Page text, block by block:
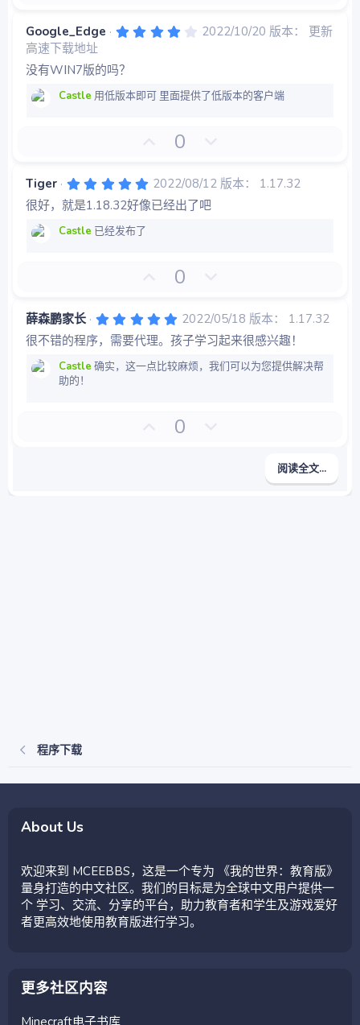
票
Google_Edge 42022/10/20 版本： 更新
高速下载地址
没有WⅠN7版的吗？
Castle 用低版本即可 里面提供了低版本的客户端
好
0
票
Tiger 5
0
2022/08/12 版本： 1.17.32
很好，就是1.18.32好像已经出了吧
Castle 已经发布了
好
0
票
薛森鹏家长 5
.
0
星
2022/05/18 版本： 1.17.32
很不错的程序，需要代理。孩子学习起来很感兴趣！
Castle 确实，这一点比较麻烦，我们可以为您提供解决帮
助的！
好
0
阅读全文...
程序下载
About Us
欢迎来到 MCEEBBS，这是一个专为 《我的世界：教育版》
量身打造的中文社区。我们的目标是为全球中文用户提供一
个 学习、交流、分享的平台，助力教育者和学生及游戏爱好
者更高效地使用教育版进行学习。
更多社区内容
Minecraft电子书库